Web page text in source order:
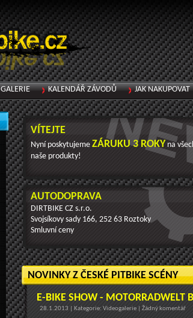
VÍTEJTE
Nyní poskytujeme ZÁRUKU 3 ROKY na
naše produkty!
AUTODOPRAVA
DIRTBIKE CZ s.r.o.
Svojsíkovy sady 166, 252 63 Roztoky
Smluvní ceny
NOVINKY Z ČESKÉ PITBIKE SCÉNY
E-BIKE SHOW - MOTORRADWELT
28.1.2013 | Kategorie: Videogalerie | Žádný komentář
GALERIE KALENDÁŘ ZÁVODŮ JAK NAKUPOVAT